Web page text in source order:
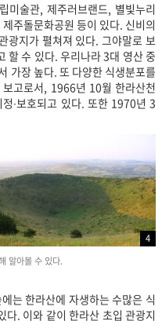
미술관, 제주러브랜드, 별빛누리
주돌문화공원 등이 있다. 신비의
광지가 펼쳐져 있다. 그야말로 보
할 수 있다. 우리나라 3대 영산 중
가장 높다. 또 다양한 식생분포를
고로서, 1966년 10월 한라산천
∙보호되고 있다. 또한 1970년 3
4
알아볼 수 있다.
는 한라산에 자생하는 수많은 식
다. 이와 같이 한라산 초입 관광지